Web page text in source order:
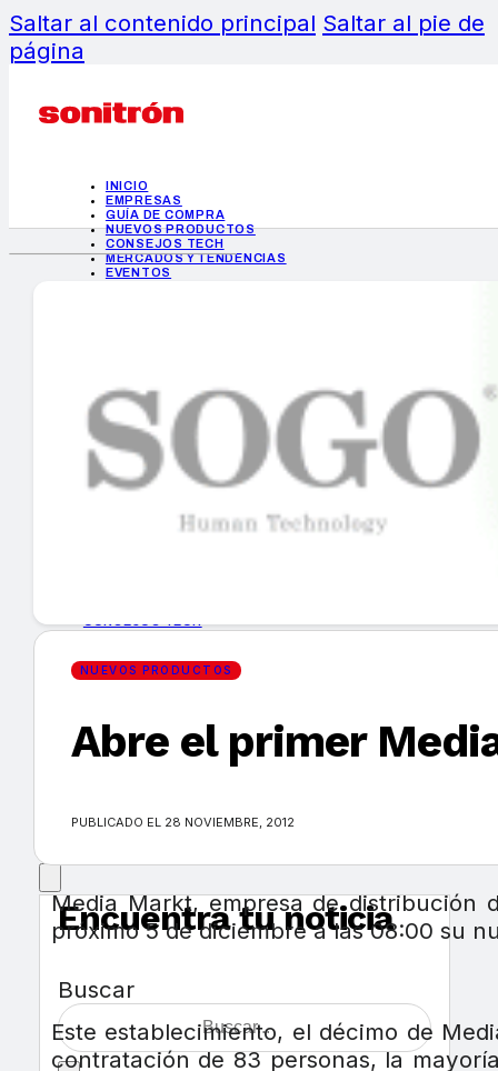
Saltar al contenido principal Saltar al pie de
página
INICIO
EMPRESAS
GUÍA DE COMPRA
NUEVOS PRODUCTOS
CONSEJOS TECH
MERCADOS Y TENDENCIAS
EVENTOS
INICIO
EMPRESAS
GUÍA DE COMPRA
MERCADOS Y TENDENCIAS
EVENTOS
Encuentra tu noticia
Buscar
NUEVOS PRODUCTOS
Abre el primer
PUBLICADO EL 28 NOVIEMBRE, 2012
Media Markt, empresa de distribución
próximo 5 de diciembre a las 08:00 su
Este establecimiento, el décimo de
contratación de 83 personas, la